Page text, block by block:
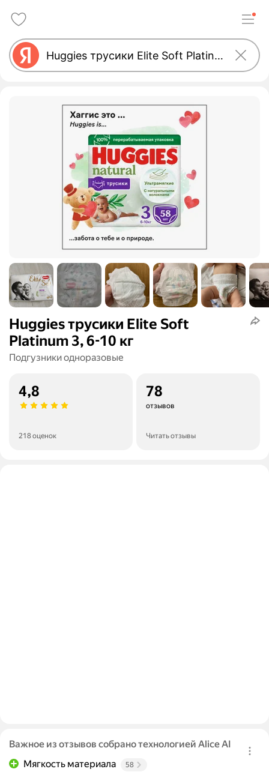
Huggies трусики Elite Soft
Platinum 3, 6-10 кг
Подгузники одноразовые
4,8
218 оценок
78
отзывов
Читать отзывы
Важное из отзывов собрано технологией Alice AI
Мягкость материала
58